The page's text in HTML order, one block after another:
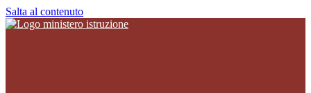
Salta al contenuto